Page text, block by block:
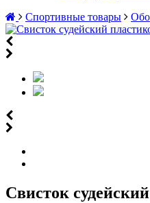
Спортивные товары
Свисток